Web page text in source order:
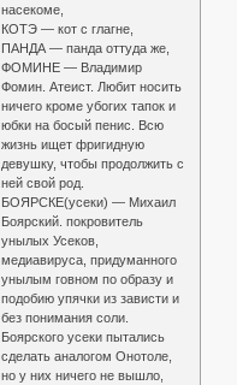
насекоме,
КОТЭ — кот с глагне,
ПАНДА — панда оттуда же,
ФОМИНЕ — Владимир
Фомин. Атеист. Любит носить
ничего кроме убогих тапок и
юбки на босый пенис. Всю
жизнь ищет фригидную
девушку, чтобы продолжить с
ней свой род.
БОЯРСКЕ(усеки) — Михаил
Боярский. покровитель
унылых Усеков,
медиавируса, придуманного
унылым говном по образу и
подобию упячки из зависти и
без понимания соли.
Боярского усеки пытались
сделать аналогом Онотоле,
но у них ничего не вышло,